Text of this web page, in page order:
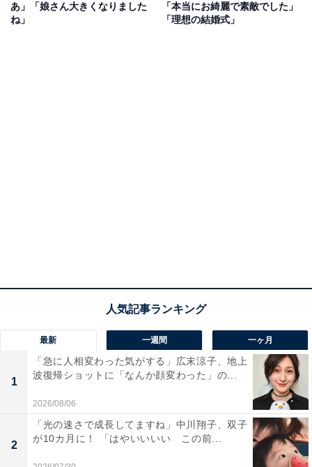
あ」「娘さん大きくなりました
ね」
「本当にお綺麗で素敵でした」
「理想の結婚式」
最新 一週間 一ヶ月
1
「急に人相変わった気がする」広末涼子、地上
波復帰ショットに「なんか顔変わった」の...
2026/08/06
2
「光の速さで成長してますね」中川翔子、双子
が10カ月に！ 「はやいいいい この前...